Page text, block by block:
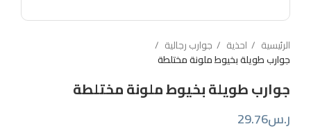
الرئيسية احذية
جوارب رجالية
جوارب طويلة بخيوط ملونة مختلطة
جوارب طويلة بخيوط ملونة مختلطة
ر.س29.76